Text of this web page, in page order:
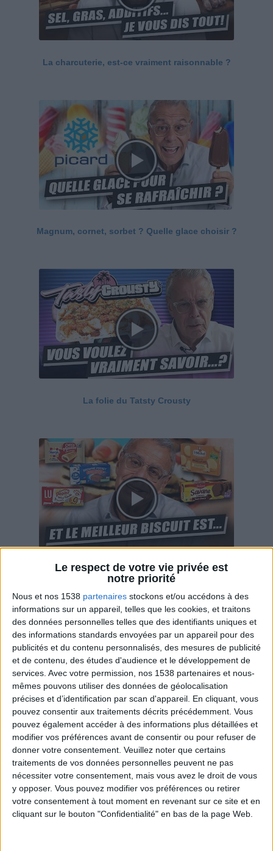
Le respect de votre vie privée est
notre priorité
Nous et nos 1538 partenaires stockons et/ou accédons à des
informations sur un appareil, telles que les cookies, et traitons
des données personnelles telles que des identifiants uniques et
des informations standards envoyées par un appareil pour des
publicités et du contenu personnalisés, des mesures de publicité
et de contenu, des études d'audience et le développement de
services. Avec votre permission, nos 1538 partenaires et nous-
mêmes pouvons utiliser des données de géolocalisation
précises et d’identification par scan d'appareil. En cliquant, vous
pouvez consentir aux traitements décrits précédemment. Vous
pouvez également accéder à des informations plus détaillées et
modifier vos préférences avant de consentir ou pour refuser de
donner votre consentement. Veuillez noter que certains
traitements de vos données personnelles peuvent ne pas
nécessiter votre consentement, mais vous avez le droit de vous
y opposer. Vous pouvez modifier vos préférences ou retirer
votre consentement à tout moment en revenant sur ce site et en
cliquant sur le bouton "Confidentialité" en bas de la page Web.
La charcuterie, est-ce vraiment raisonnable ?
Magnum, cornet, sorbet ? Quelle glace choisir ?
La folie du Tatsty Crousty
Savane, LU, Pepito, Harrys... Que valent vraiment
ces gâteaux ?
Webinaires en direct Voir tout
Peut-on remplacer la viande par des féculents ?
Consultation diététique du 05/08/2026